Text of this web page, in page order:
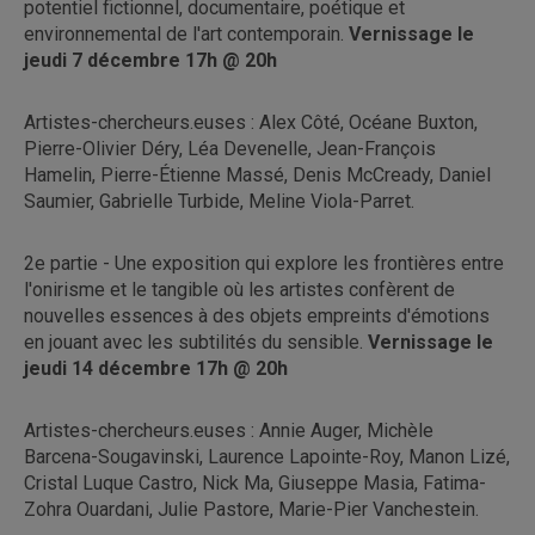
potentiel fictionnel, documentaire, poétique et
environnemental de l'art contemporain. Vernissage le
jeudi 7 décembre 17h @ 20h
Artistes-chercheurs.euses : Alex Côté, Océane Buxton,
Pierre-Olivier Déry, Léa Devenelle, Jean-François
Hamelin, Pierre-Étienne Massé, Denis McCready, Daniel
Saumier, Gabrielle Turbide, Meline Viola-Parret.
2e partie - Une exposition qui explore les frontières entre
l'onirisme et le tangible où les artistes confèrent de
nouvelles essences à des objets empreints d'émotions
en jouant avec les subtilités du sensible. Vernissage le
jeudi 14 décembre 17h @ 20h
Artistes-chercheurs.euses : Annie Auger, Michèle
Barcena-Sougavinski, Laurence Lapointe-Roy, Manon Lizé,
Cristal Luque Castro, Nick Ma, Giuseppe Masia, Fatima-
Zohra Ouardani, Julie Pastore, Marie-Pier Vanchestein.